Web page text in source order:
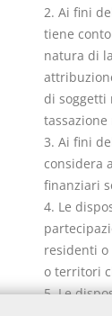
2. Ai fini
tiene
natura di
di soggetti
3. Ai fini
considera
finanziari
4. Le
residenti
o territori
5. Le